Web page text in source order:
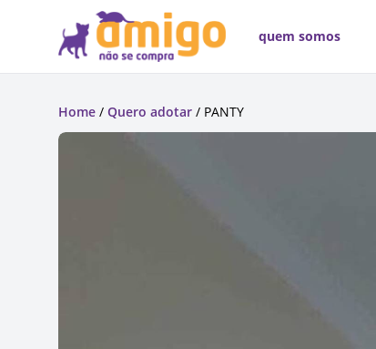
quem somos
Home / Quero adotar / PANTY